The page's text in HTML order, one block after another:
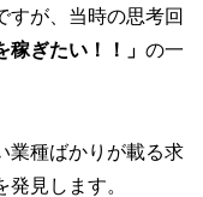
すが、当時の思考回
稼ぎたい！！」 の一
業種ばかりが載る求
発見します。